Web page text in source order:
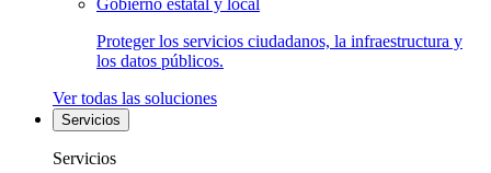
Gobierno estatal y local
Proteger los servicios ciudadanos, la infraestructura y
los datos públicos.
Ver todas las soluciones
Servicios
Servicios